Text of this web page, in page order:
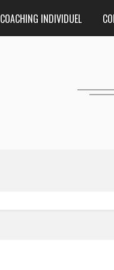
COACHING INDIVIDUEL